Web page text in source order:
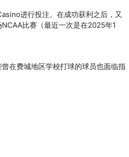
进行投注。在成功获利之后，又
比赛（最近一次是在2025年1
在费城地区学校打球的球员也面临指